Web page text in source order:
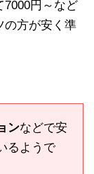
7000円～など
の方が安く準
ンなどで安
るようで